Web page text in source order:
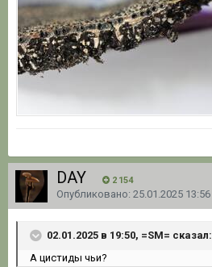
DAY 2 154
Опубликовано: 25.01.2025 13:56
02.01.2025 в 19:50, =SM= сказал:
А цистиды чьи?